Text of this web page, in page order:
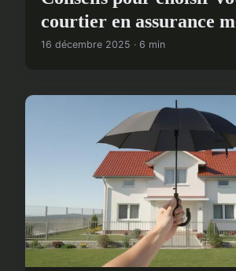
courtier en assurance
16 décembre 2025 · 6 min